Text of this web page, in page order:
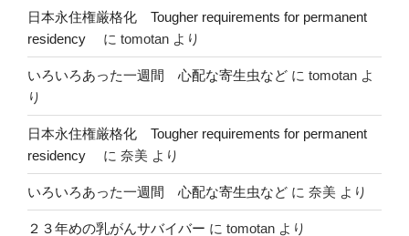
日本永住権厳格化 Tougher requirements for permanent
residency
に tomotan より
いろいろあった一週間 心配な寄生虫など に tomotan よ
り
日本永住権厳格化 Tougher requirements for permanent
residency
に 奈美 より
いろいろあった一週間 心配な寄生虫など に 奈美 より
２３年めの乳がんサバイバー に tomotan より